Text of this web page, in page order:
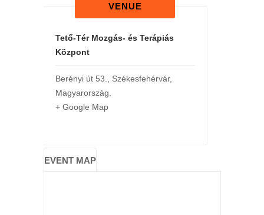
VENUE
Tető-Tér Mozgás- és Terápiás
Központ
Berényi út 53. Székesfehérvár,
Magyarország
+ Google Map
EVENT MAP